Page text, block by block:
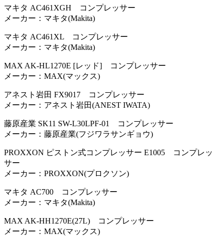
マキタ AC461XGH コンプレッサー
メーカー：マキタ(Makita)
マキタ AC461XL コンプレッサー
メーカー：マキタ(Makita)
MAX AK-HL1270E [レッド] コンプレッサー
メーカー：MAX(マックス)
アネスト岩田 FX9017 コンプレッサー
メーカー：アネスト岩田(ANEST IWATA)
藤原産業 SK11 SW-L30LPF-01 コンプレッサー
メーカー：藤原産業(フジワラサンギョウ)
PROXXON ピストン式コンプレッサー E1005 コンプレッ
サー
メーカー：PROXXON(プロクソン)
マキタ AC700 コンプレッサー
メーカー：マキタ(Makita)
MAX AK-HH1270E(27L) コンプレッサー
メーカー：MAX(マックス)